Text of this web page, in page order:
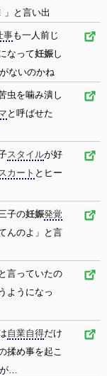
」と言い出
事も一人前じ
なって妊娠し
ないのかね
虫を噛み潰し
と呼ばせた
スタイルが好
カート とヒー
子の妊娠発覚
んのよ」と言
言っていたの
ようになっ
自業自得だけ
揉め事を起こ
が…